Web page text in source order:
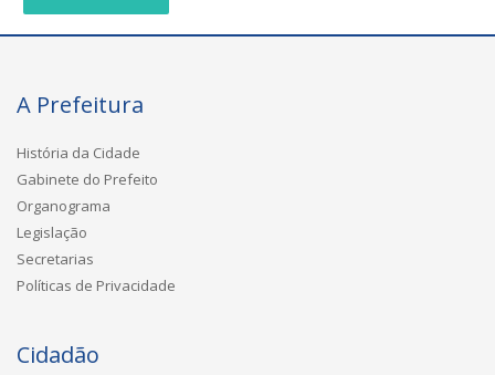
A Prefeitura
História da Cidade
Gabinete do Prefeito
Organograma
Legislação
Secretarias
Políticas de Privacidade
Cidadão